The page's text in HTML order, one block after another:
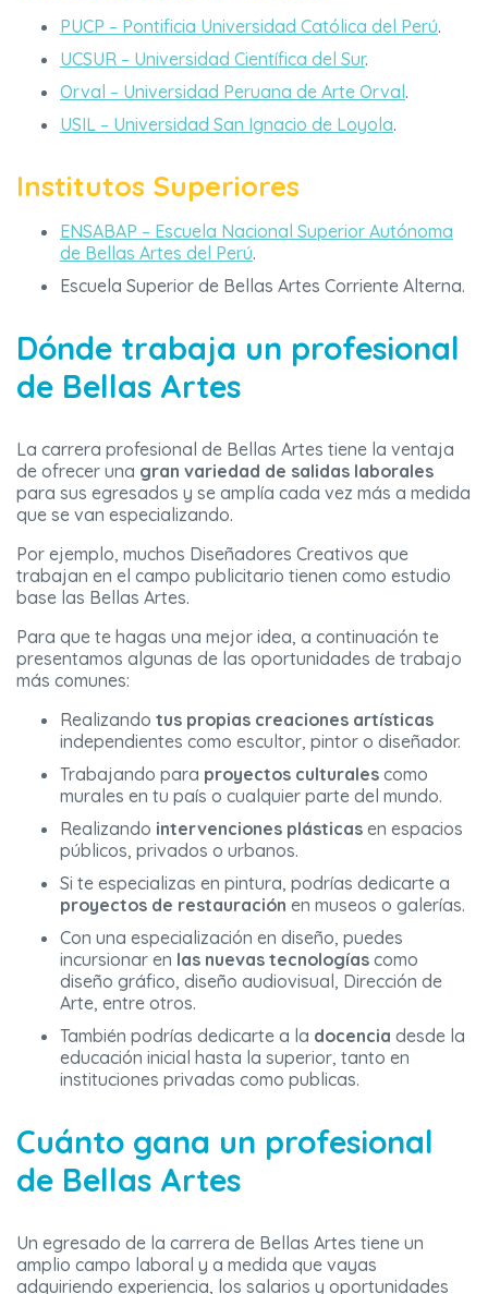
PUCP – Pontificia Universidad Católica del Perú.
UCSUR – Universidad Científica del Sur.
Orval – Universidad Peruana de Arte Orval.
USIL – Universidad San Ignacio de Loyola.
Institutos Superiores
ENSABAP – Escuela Nacional Superior Autónoma
de Bellas Artes del Perú.
Escuela Superior de Bellas Artes Corriente Alterna.
Dónde trabaja un profesional
de Bellas Artes
La carrera profesional de Bellas Artes tiene la ventaja
de ofrecer una gran variedad de salidas laborales
para sus egresados y se amplía cada vez más a medida
que se van especializando.
Por ejemplo, muchos Diseñadores Creativos que
trabajan en el campo publicitario tienen como estudio
base las Bellas Artes.
Para que te hagas una mejor idea, a continuación te
presentamos algunas de las oportunidades de trabajo
más comunes:
Realizando tus propias creaciones artísticas
independientes como escultor, pintor o diseñador.
Trabajando para proyectos culturales como
murales en tu país o cualquier parte del mundo.
Realizando intervenciones plásticas en espacios
públicos, privados o urbanos.
Si te especializas en pintura, podrías dedicarte a
proyectos de restauración en museos o galerías.
Con una especialización en diseño, puedes
incursionar en las nuevas tecnologías como
diseño gráfico, diseño audiovisual, Dirección de
Arte, entre otros.
También podrías dedicarte a la docencia desde la
educación inicial hasta la superior, tanto en
instituciones privadas como publicas.
Cuánto gana un profesional
de Bellas Artes
Un egresado de la carrera de Bellas Artes tiene un
amplio campo laboral y a medida que vayas
adquiriendo experiencia, los salarios y oportunidades